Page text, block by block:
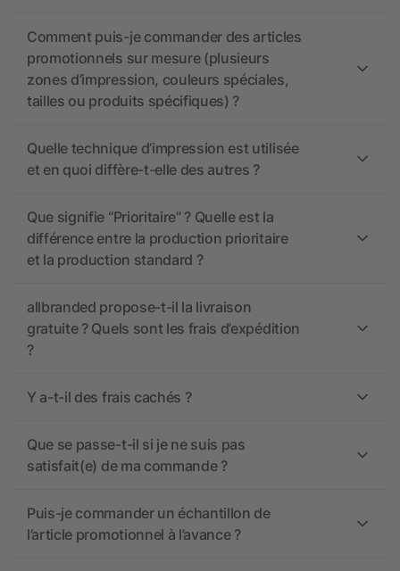
Comment puis-je commander des articles
promotionnels sur mesure (plusieurs
zones d’impression, couleurs spéciales,
tailles ou produits spécifiques) ?
Quelle technique d’impression est utilisée
et en quoi diffère-t-elle des autres ?
Que signifie “Prioritaire” ? Quelle est la
différence entre la production prioritaire
et la production standard ?
allbranded propose-t-il la livraison
gratuite ? Quels sont les frais d’expédition
?
Y a-t-il des frais cachés ?
Que se passe-t-il si je ne suis pas
satisfait(e) de ma commande ?
Puis-je commander un échantillon de
l’article promotionnel à l’avance ?